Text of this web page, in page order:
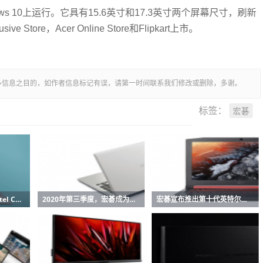
10上运行。它具有15.6英寸和17.3英寸两个屏幕尺寸，刷新
Store，Acer Online Store和Flipkart上市。
息之目的，如作者信息标记有误，请第一时间联系我们修改或删除，多谢。
标签： 宏碁
宏碁推出搭载第11代Intel Core处理器全新Swift,和Spin系列笔记本电脑 2020年第三季度，宏碁成为全球增长最快的计算机制造商 宏碁宣布推出第十代英特尔游戏笔记本电脑